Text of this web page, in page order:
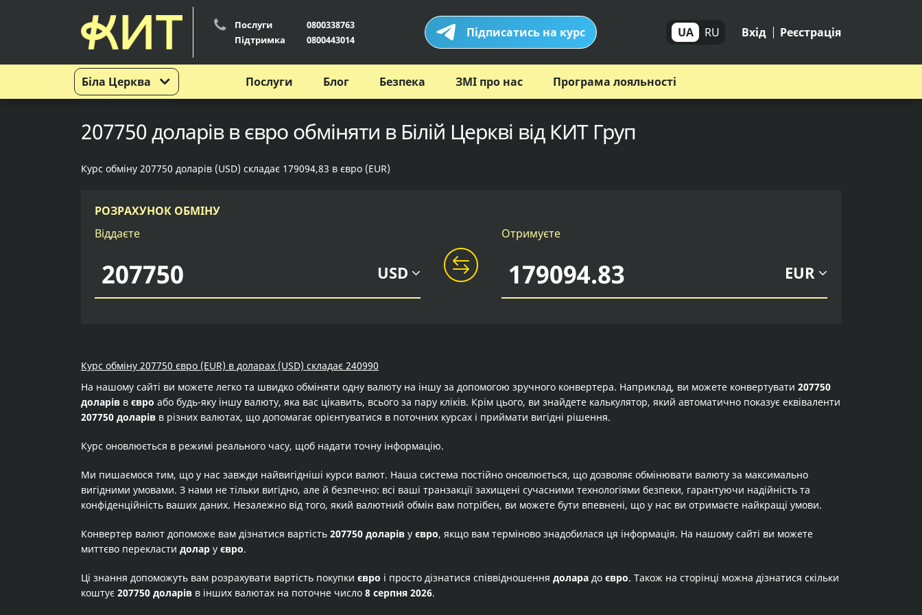
Біла Церква
Послуги
0800338763
Підтримка
0800443014 Підписатись на курс UA RU Вхід Реєстрація
Послуги Блог Безпека ЗМІ про нас Програма лояльності
207750 доларів в євро обміняти в Білій Церкві від КИТ Груп
Курс обміну 207750 доларів (USD) складає 179094,83 в євро (EUR)
РОЗРАХУНОК ОБМІНУ
Віддаєте
USD
Отримуєте
EUR
Курс обміну 207750 євро (EUR) в доларах (USD) складає 240990
На нашому сайті ви можете легко та швидко обміняти одну валюту на іншу за допомогою зручного конвертера. Наприклад, ви можете конвертувати 207750
доларів в євро або будь-яку іншу валюту, яка вас цікавить, всього за пару кліків. Крім цього, ви знайдете калькулятор, який автоматично показує еквіваленти
207750 доларів в різних валютах, що допомагає орієнтуватися в поточних курсах і приймати вигідні рішення.
Курс оновлюється в режимі реального часу, щоб надати точну інформацію.
Ми пишаємося тим, що у нас завжди найвигідніші курси валют. Наша система постійно оновлюється, що дозволяє обмінювати валюту за максимально
вигідними умовами. З нами не тільки вигідно, але й безпечно: всі ваші транзакції захищені сучасними технологіями безпеки, гарантуючи надійність та
конфіденційність ваших даних. Незалежно від того, який валютний обмін вам потрібен, ви можете бути впевнені, що у нас ви отримаєте найкращі умови.
Конвертер валют допоможе вам дізнатися вартість 207750 доларів у євро, якщо вам терміново знадобилася ця інформація. На нашому сайті ви можете
миттєво перекласти долар у євро.
Ці знання допоможуть вам розрахувати вартість покупки євро і просто дізнатися співвідношення долара до євро. Також на сторінці можна дізнатися скільки
коштує 207750 доларів в інших валютах на поточне число 8 серпня 2026.